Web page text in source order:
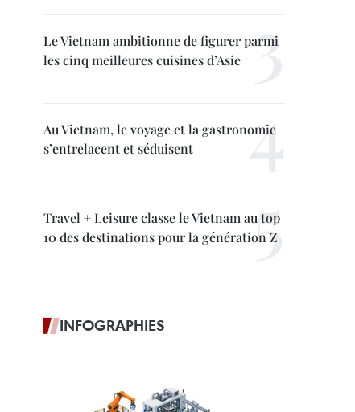
Le Vietnam ambitionne de figurer parmi
les cinq meilleures cuisines d’Asie
Au Vietnam, le voyage et la gastronomie
s’entrelacent et séduisent
Travel + Leisure classe le Vietnam au top
10 des destinations pour la génération Z
INFOGRAPHIES